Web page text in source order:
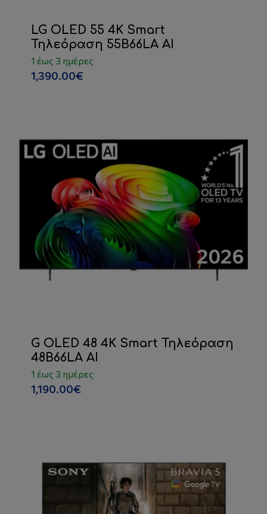
LG OLED 55 4K Smart
Τηλεόραση 55B66LA AI
1 έως 3 ημέρες
1,390.00€
G OLED 48 4K Smart Τηλεόραση
48B66LA AI
1 έως 3 ημέρες
1,190.00€